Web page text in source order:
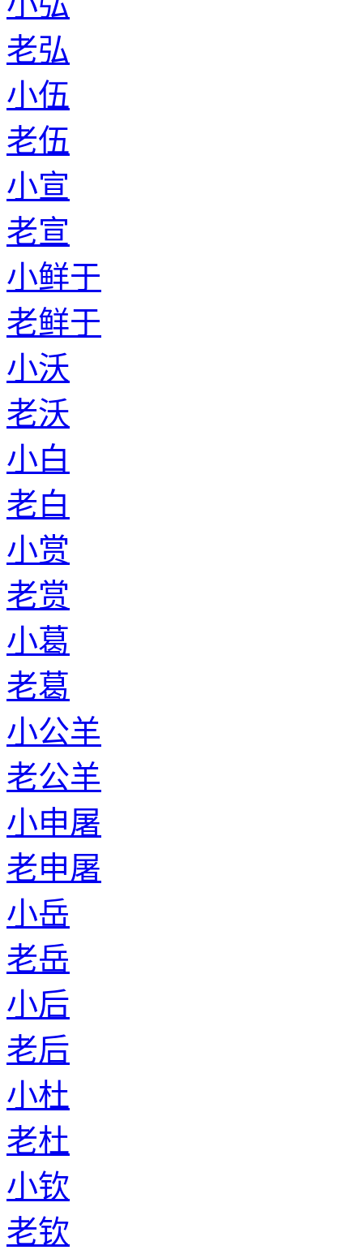
老弘
小伍
老伍
小宣
老宣
小鲜于
老鲜于
小沃
老沃
小白
老白
小赏
老赏
小葛
老葛
小公羊
老公羊
小申屠
老申屠
小岳
老岳
小后
老后
小杜
老杜
小钦
老钦